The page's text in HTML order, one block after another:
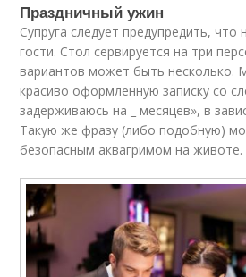
Праздничный ужин
Супруга следует предупредить,
гости. Стол сервируется на три
вариантов может быть несколько.
красиво оформленную записку со
задерживаюсь на _ месяцев», в
Такую же фразу (либо подобную)
безопасным аквагримом на животе.